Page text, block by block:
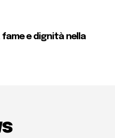
fame e dignità nella